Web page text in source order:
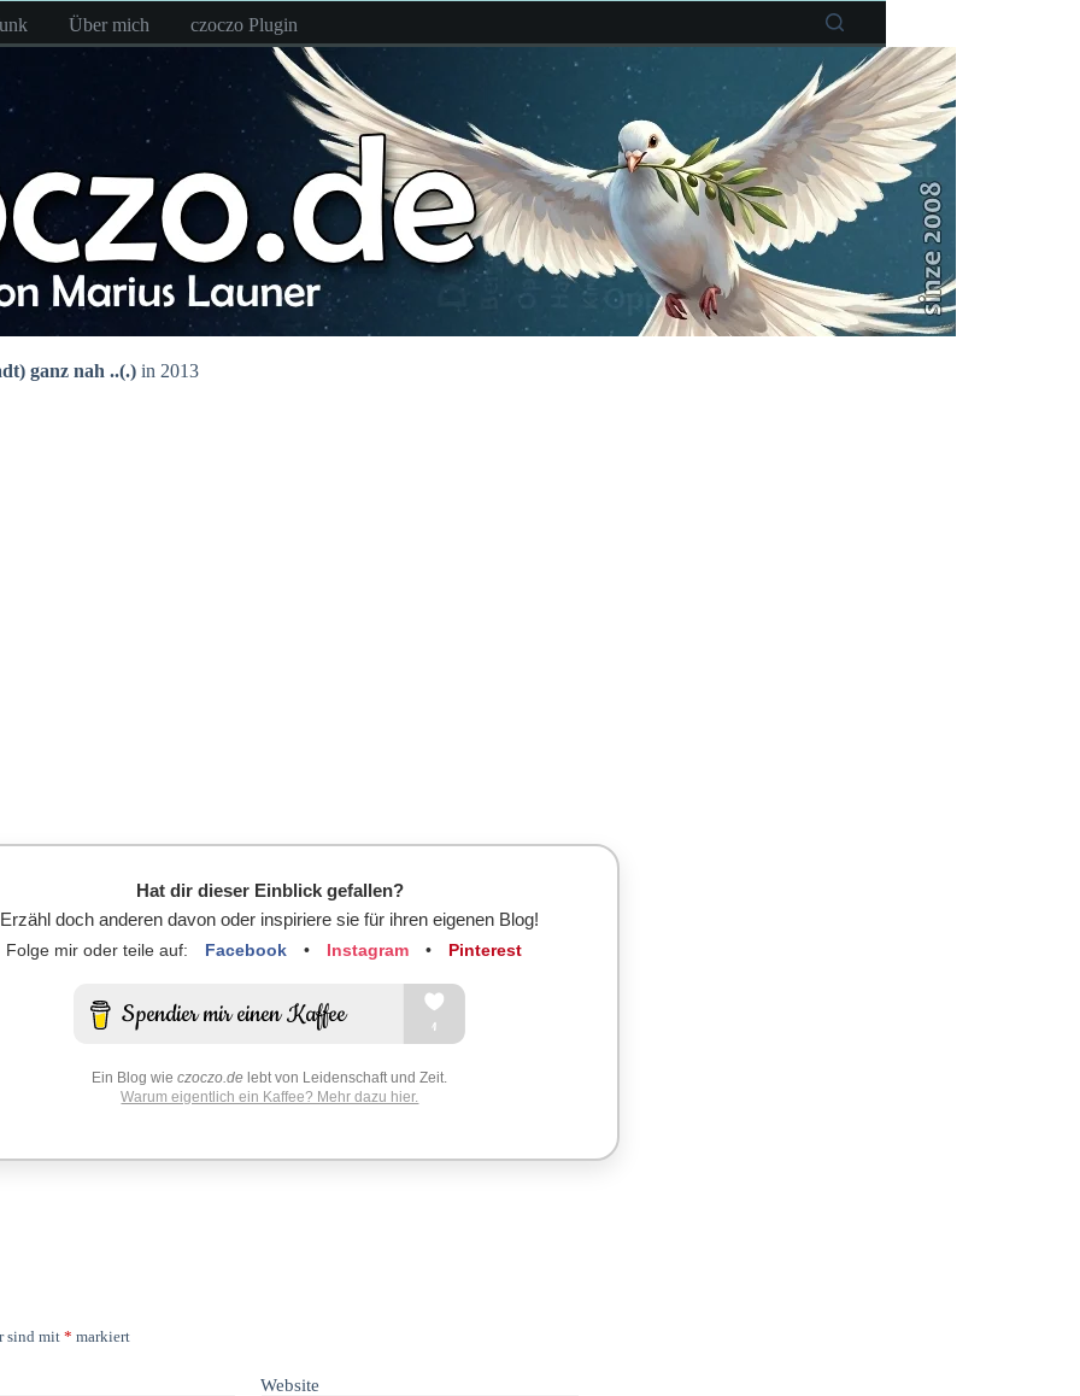
Über mich czoczo Plugin
ganz nah ..(.)in 2013
Hat dir dieser Einblick gefallen?
Erzähl doch anderen davon oder inspiriere sie für ihren eigenen Blog!
Folge mir oder teile auf: Facebook • Instagram • Pinterest
Ein Blog wieczoczo.de lebt von Leidenschaft und Zeit.
Warum eigentlich ein Kaffee? Mehr dazu hier.
sind mit* markiert
Website